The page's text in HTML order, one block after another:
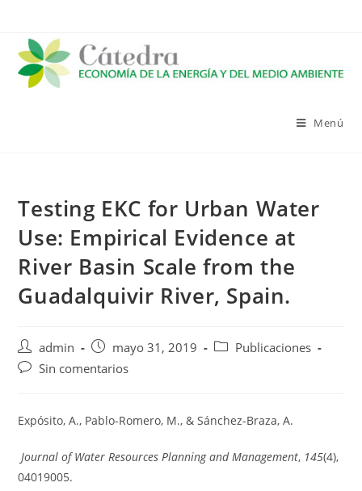
contenido
Menú
Testing EKC for Urban Water
Use: Empirical Evidence at
River Basin Scale from the
Guadalquivir River, Spain.
Autor
de
admin
Publicación
de
mayo 31, 2019
Categoría
Publicaciones
Comentarios
entrada:
Sin comentarios
Expósito, A., Pablo-Romero, M., & Sánchez-Braza, A.
Journal of Water Resources Planning and Management, 145(4),
04019005.